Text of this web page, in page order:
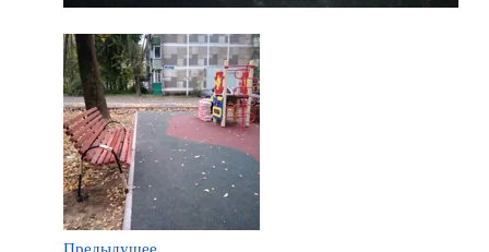
Предыдущее